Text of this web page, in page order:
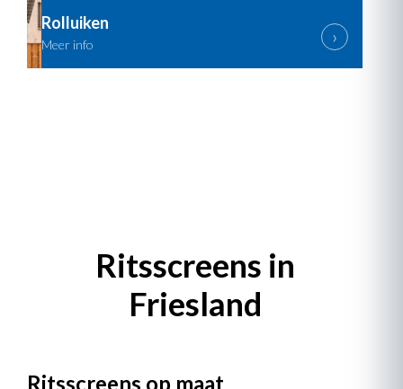
Rolluiken
Ritsscreens in
Friesland
Ritsscreens op maat